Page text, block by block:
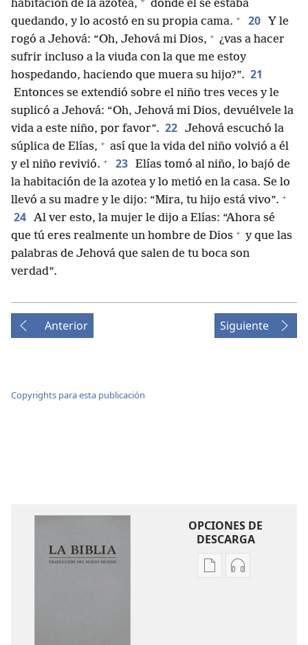
habitación de la azotea, * donde él se estaba
quedando, y lo acostó en su propia cama. + 20
Y le
rogó a Jehová: “Oh, Jehová mi Dios, + ¿vas a hacer
sufrir incluso a la viuda con la que me estoy
hospedando, haciendo que muera su hijo?”. 21
Entonces se extendió sobre el niño tres veces y le
suplicó a Jehová: “Oh, Jehová mi Dios, devuélvele la
vida a este niño, por favor”. 22 Jehová escuchó la
súplica de Elías, + así que la vida del niño volvió a él
y el niño revivió. + 23 Elías tomó al niño, lo bajó de
la habitación de la azotea y lo metió en la casa. Se lo
llevó a su madre y le dijo: “Mira, tu hijo está vivo”. +
24 Al ver esto, la mujer le dijo a Elías: “Ahora sé
que tú eres realmente un hombre de Dios + y que las
palabras de Jehová que salen de tu boca son
verdad”.
Anterior Siguiente
Copyrights para esta publicación
OPCIONES DE
DESCARGA
OpcionesOpciones